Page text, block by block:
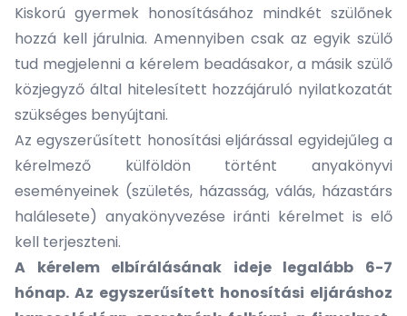
Kiskorú gyermek honosításához mindkét szülőnek
hozzá kell járulnia. Amennyiben csak az egyik szülő
tud megjelenni a kérelem beadásakor, a másik szülő
közjegyző által hitelesített hozzájáruló nyilatkozatát
szükséges benyújtani.
Az egyszerűsített honosítási eljárással egyidejűleg a
kérelmező külföldön történt anyakönyvi
eseményeinek (születés, házasság, válás, házastárs
halálesete) anyakönyvezése iránti kérelmet is elő
kell terjeszteni.
A kérelem elbírálásának ideje legalább 6-7
hónap. Az egyszerűsített honosítási eljáráshoz